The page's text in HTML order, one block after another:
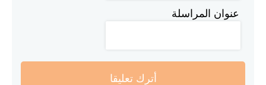
عنوان المراسلة
أترك تعليقا